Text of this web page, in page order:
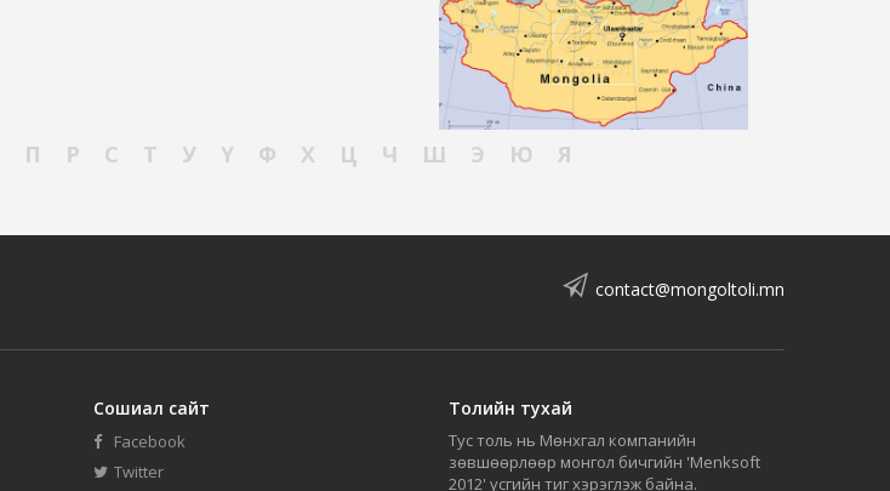
П Р С Т У Ү Ф Х Ц Ч Ш Э Ю Я
contact@mongoltoli.mn
Сошиал сайт
Facebook
Twitter
Толийн тухай
Тус толь нь Мөнхгал компанийн
зөвшөөрлөөр монгол бичгийн 'Menksoft
2012' үсгийн тиг хэрэглэж байна.